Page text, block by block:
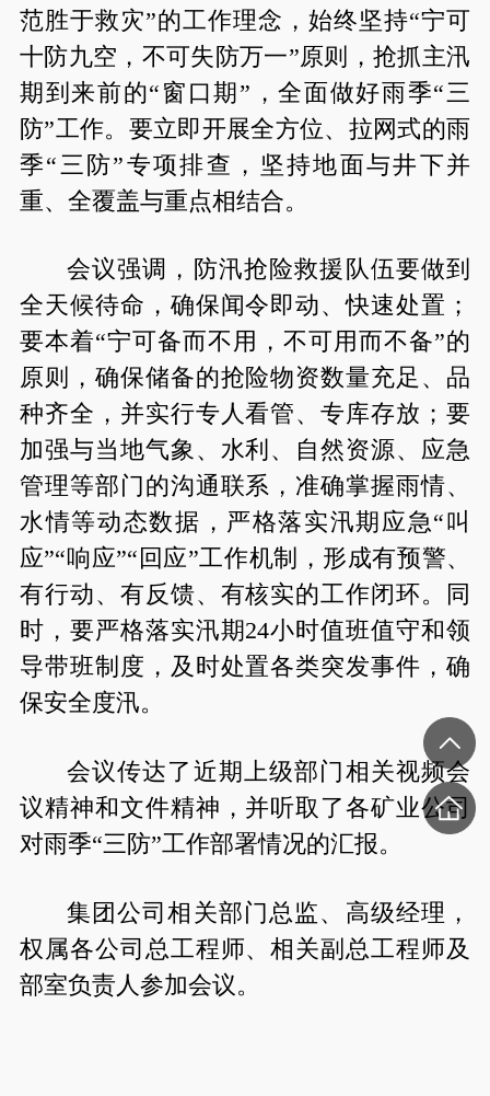
范胜于救灾”的工作理念，始终坚持“宁可
十防九空，不可失防万一”原则，抢抓主汛
期到来前的“窗口期”，全面做好雨季“三
防”工作。要立即开展全方位、拉网式的雨
季“三防”专项排查，坚持地面与井下并
重、全覆盖与重点相结合。
会议强调，防汛抢险救援队伍要做到
全天候待命，确保闻令即动、快速处置；
要本着“宁可备而不用，不可用而不备”的
原则，确保储备的抢险物资数量充足、品
种齐全，并实行专人看管、专库存放；要
加强与当地气象、水利、自然资源、应急
管理等部门的沟通联系，准确掌握雨情、
水情等动态数据，严格落实汛期应急“叫
应”“响应”“回应”工作机制，形成有预警、
有行动、有反馈、有核实的工作闭环。同
时，要严格落实汛期24小时值班值守和领
导带班制度，及时处置各类突发事件，确
保安全度汛。
会议传达了近期上级部门相关视频会
议精神和文件精神，并听取了各矿业公司
对雨季“三防”工作部署情况的汇报。
集团公司相关部门总监、高级经理，
权属各公司总工程师、相关副总工程师及
部室负责人参加会议。